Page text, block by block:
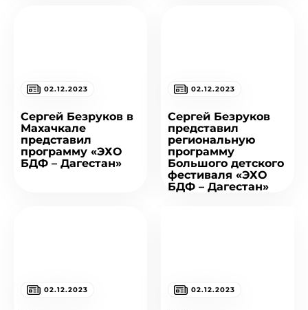
02.12.2023
Сергей Безруков в
Махачкале
представил
программу «ЭХО
БДФ – Дагестан»
02.12.2023
Сергей Безруков
представил
региональную
программу
Большого детского
фестиваля «ЭХО
БДФ – Дагестан»
02.12.2023 02.12.2023